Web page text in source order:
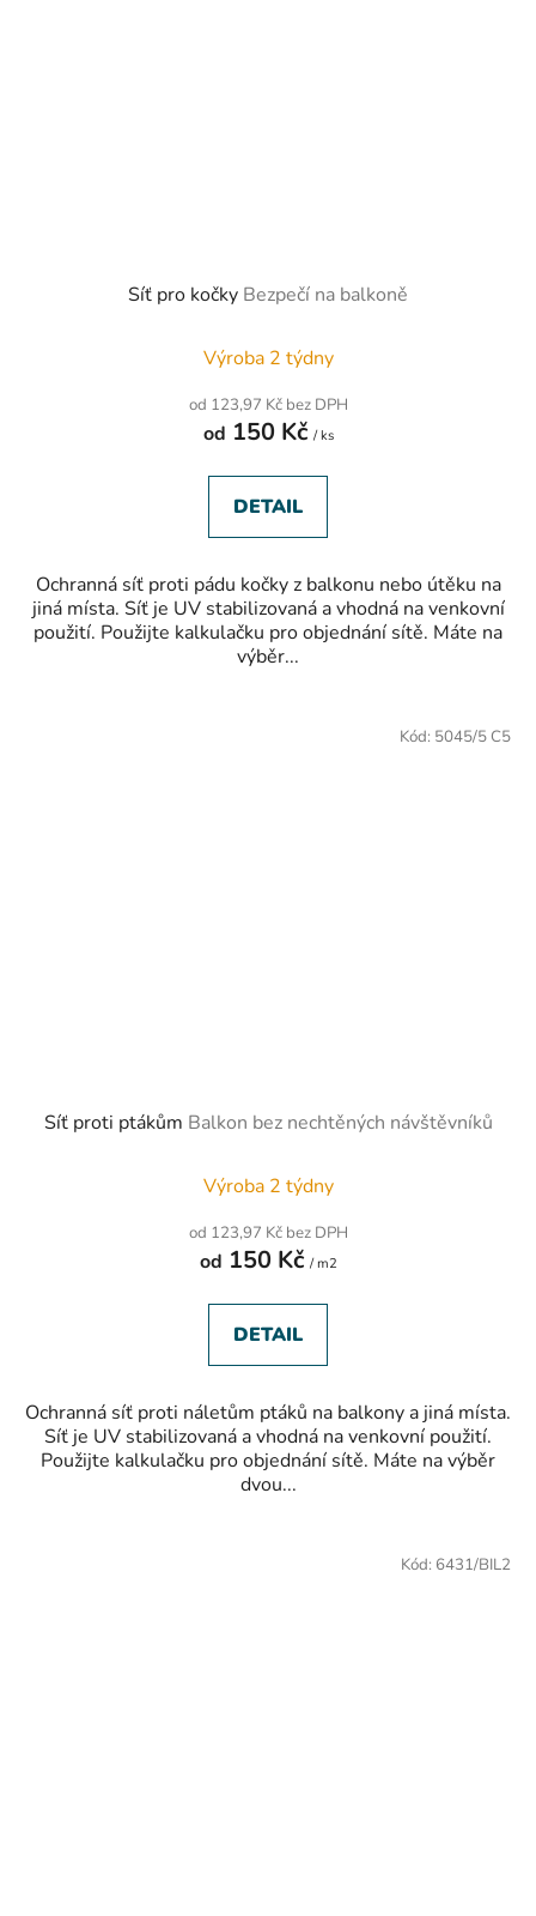
Síť pro kočky Bezpečí na balkoně
Výroba 2 týdny
od 123,97 Kč bez DPH
od 150 Kč / ks
DETAIL
Ochranná síť proti pádu kočky z balkonu nebo útěku na
jiná místa. Síť je UV stabilizovaná a vhodná na venkovní
použití. Použijte kalkulačku pro objednání sítě. Máte na
výběr...
Síť proti ptákům Balkon bez nechtěných návštěvníků
Výroba 2 týdny
od 123,97 Kč bez DPH
od 150 Kč / m2
DETAIL
Ochranná síť proti náletům ptáků na balkony a jiná místa.
Síť je UV stabilizovaná a vhodná na venkovní použití.
Použijte kalkulačku pro objednání sítě. Máte na výběr
dvou...
Kód: 5045/5 C5
Kód: 6431/BIL2